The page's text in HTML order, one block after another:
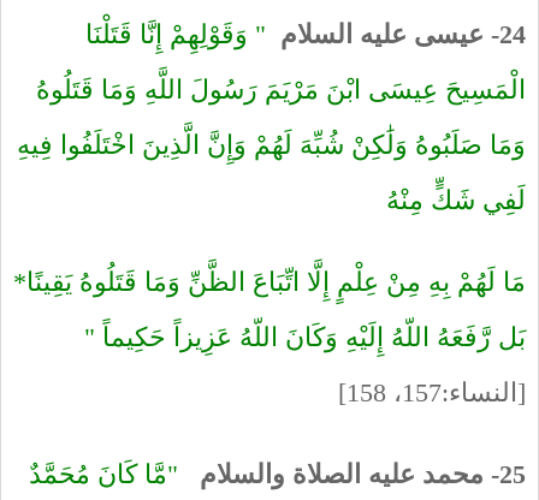
24- عيسى عليه السلام
" وَقَوْلِهِمْ إِنَّا قَتَلْنَا
الْمَسِيحَ عِيسَى ابْنَ مَرْيَمَ رَسُولَ اللَّهِ وَمَا قَتَلُوهُ
وَمَا صَلَبُوهُ وَلَٰكِنْ شُبِّهَ لَهُمْ وَإِنَّ الَّذِينَ اخْتَلَفُوا فِيهِ
لَفِي شَكٍّ مِنْهُ
مَا لَهُمْ بِهِ مِنْ عِلْمٍ إِلَّا اتِّبَاعَ الظَّنِّ وَمَا قَتَلُوهُ يَقِينًا*
بَل رَّفَعَهُ اللّهُ إِلَيْهِ وَكَانَ اللّهُ عَزِيزاً حَكِيماً "
[النساء:157، 158]
25- محمد عليه الصلاة والسلام
"مَّا كَانَ مُحَمَّدٌ